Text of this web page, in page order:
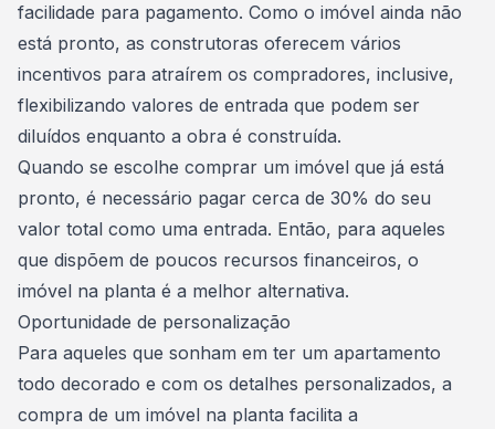
facilidade para pagamento. Como o imóvel ainda não
está pronto, as construtoras oferecem vários
incentivos para atraírem os compradores, inclusive,
flexibilizando valores de entrada que podem ser
diluídos enquanto a obra é construída.
Quando se escolhe comprar um imóvel que já está
pronto, é necessário pagar cerca de 30% do seu
valor total como uma entrada. Então, para aqueles
que dispõem de poucos recursos financeiros, o
imóvel na planta é a melhor alternativa.
Oportunidade de personalização
Para aqueles que sonham em ter um apartamento
todo decorado e com os detalhes personalizados, a
compra de um imóvel na planta facilita a